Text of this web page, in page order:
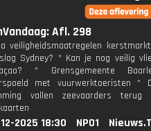
Afl. 298
veiligheidsmaatregelen
Sydney? * Kan je nog veilig
* Grensgemeente
met vuurwerktoeristen *
vallen zeevaarders terug
2025 18:30 NPO1